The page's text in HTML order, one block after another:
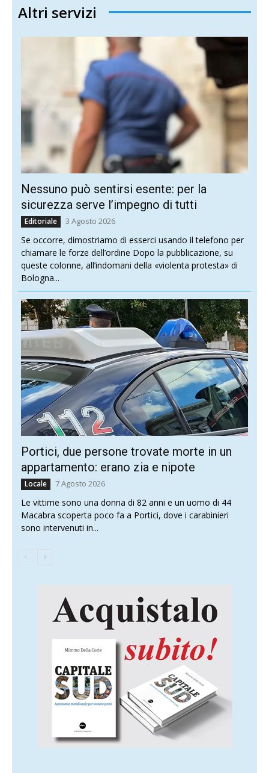
Altri servizi
Nessuno può sentirsi esente: per la
sicurezza serve l’impegno di tutti
Editoriale 3 Agosto 2026
Se occorre, dimostriamo di esserci usando il telefono per
chiamare le forze dell’ordine Dopo la pubblicazione, su
queste colonne, all’indomani della «violenta protesta» di
Bologna...
Portici, due persone trovate morte in un
appartamento: erano zia e nipote
Locale 7 Agosto 2026
Le vittime sono una donna di 82 anni e un uomo di 44
Macabra scoperta poco fa a Portici, dove i carabinieri
sono intervenuti in...